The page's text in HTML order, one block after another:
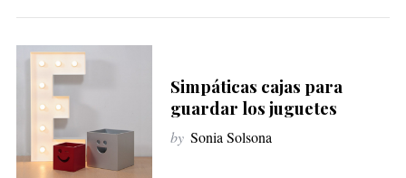
Simpáticas cajas para
guardar los juguetes
by Sonia Solsona